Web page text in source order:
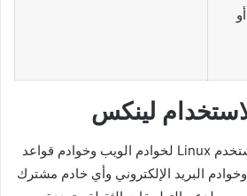
لينكس
: يستخدم Linux لخوادم الويب وخوادم قواعد
البريد الإلكتروني وأي خادم مشترك